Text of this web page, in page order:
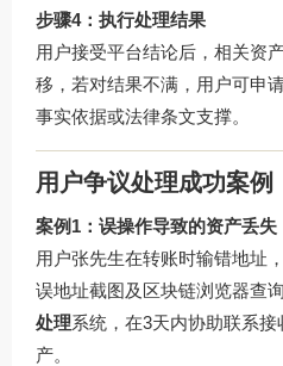
步骤4：执行处理结果
用户接受平台结论后，相关资
移，若对结果不满，用户可申
事实依据或法律条文支撑。
用户争议处理成功案例
案例1：误操作导致的资产丢失
用户张先生在转账时输错地址
误地址截图及区块链浏览器查
处理系统，在3天内协助联系
产。